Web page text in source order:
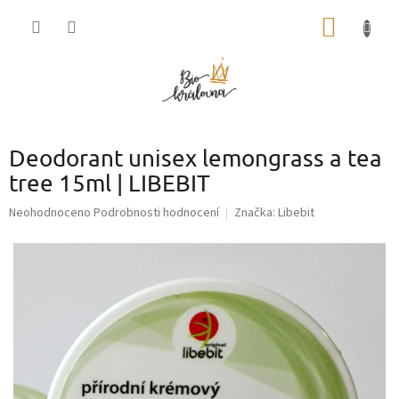
Deodorant unisex lemongrass a tea
tree 15ml | LIBEBIT
Průměrné
produktu
Neohodnoceno Podrobnosti hodnocení Značka: Libebit